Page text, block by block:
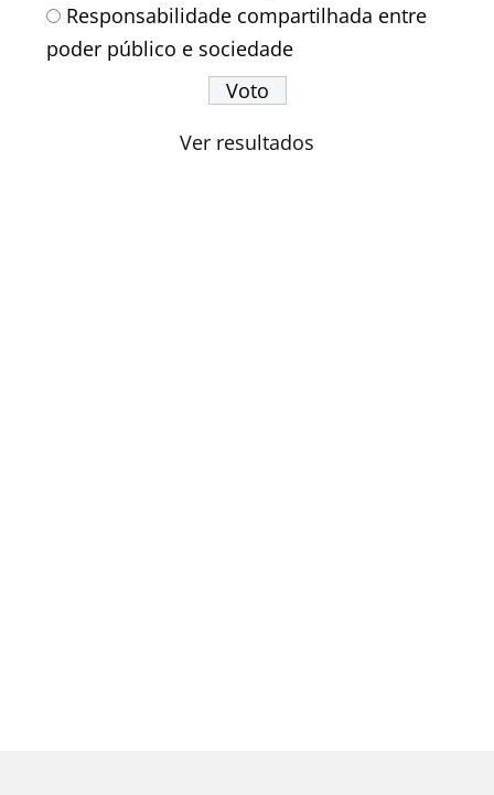
Responsabilidade compartilhada entre
poder público e sociedade
Ver resultados